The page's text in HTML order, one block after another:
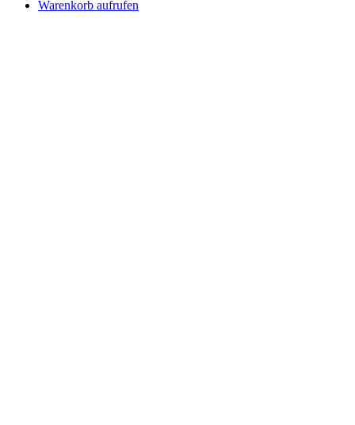
Warenkorb aufrufen